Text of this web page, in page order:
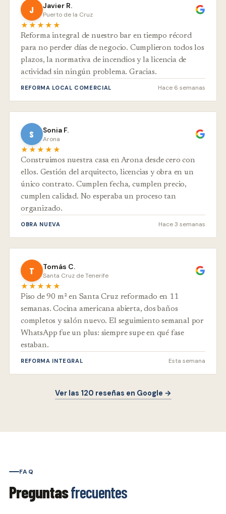
J Javier R.
Puerto de la Cruz
★★★★★
Reforma integral de nuestro bar en tiempo récord
para no perder días de negocio. Cumplieron todos los
plazos, la normativa de incendios y la licencia de
actividad sin ningún problema. Gracias.
REFORMA LOCAL COMERCIAL Hace 6 semanas
S Sonia F.
Arona
★★★★★
Construimos nuestra casa en Arona desde cero con
ellos. Gestión del arquitecto, licencias y obra en un
único contrato. Cumplen fecha, cumplen precio,
cumplen calidad. No esperaba un proceso tan
organizado.
OBRA NUEVA Hace 3 semanas
T Tomás C.
Santa Cruz de Tenerife
★★★★★
Piso de 90 m² en Santa Cruz reformado en 11
semanas. Cocina americana abierta, dos baños
completos y salón nuevo. El seguimiento semanal por
WhatsApp fue un plus: siempre supe en qué fase
estaban.
REFORMA INTEGRAL Esta semana
Ver las 120 reseñas en Google →
FAQ
Preguntasfrecuentes